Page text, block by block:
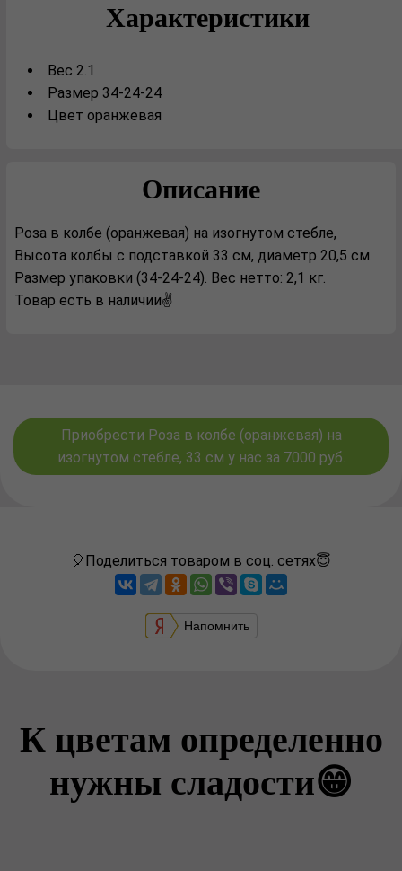
Характеристики
Вес 2.1
Размер 34-24-24
Цвет оранжевая
Описание
Роза в колбе (оранжевая) на изогнутом стебле,
Высота колбы с подставкой 33 см, диаметр 20,5 см.
Размер упаковки (34-24-24). Вес нетто: 2,1 кг.
Товар есть в наличии✌️
Приобрести Роза в колбе (оранжевая) на
изогнутом стебле, 33 см у нас за 7000 руб.
🎈Поделиться товаром в соц. сетях😇
Напомнить
К цветам определенно
нужны сладости😁